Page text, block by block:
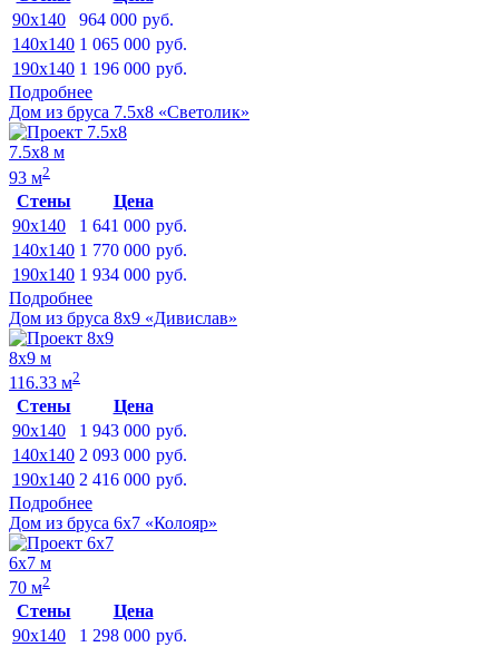
90x140
964 000 руб.
140x140 1 065 000 руб.
190x140 1 196 000 руб.
Подробнее
Дом из бруса 7.5х8 «Светолик»
7.5х8 м
93 м2
Стены
Цена
90x140
1 641 000 руб.
140x140 1 770 000 руб.
190x140 1 934 000 руб.
Подробнее
Дом из бруса 8х9 «Дивислав»
8х9 м
116.33 м2
Стены
Цена
90x140
1 943 000 руб.
140x140 2 093 000 руб.
190x140 2 416 000 руб.
Подробнее
Дом из бруса 6х7 «Колояр»
6х7 м
70 м2
Стены
Цена
90x140
1 298 000 руб.